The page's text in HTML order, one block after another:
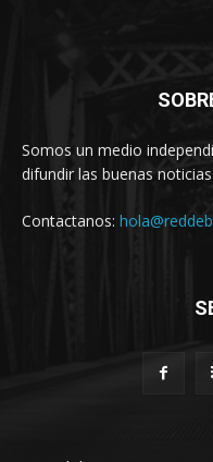
Somos un medio
difundir las buenas noticias
Contactanos: